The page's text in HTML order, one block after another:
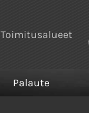
Toimitusalueet
Palaute